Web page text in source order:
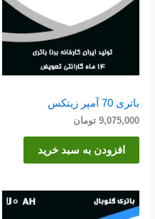
باتری 70 آمپر زیتکس
9,075,000 تومان
افزودن به سبد خرید